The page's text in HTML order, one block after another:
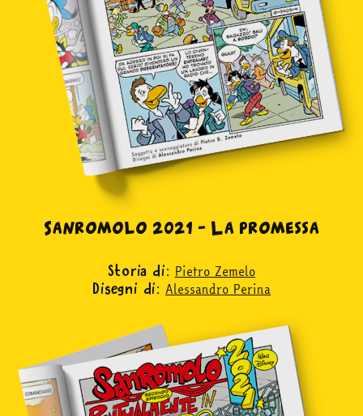
Sanromolo 2021 – La promessa
Storia di: Pietro Zemelo
Disegni di: Alessandro Perina